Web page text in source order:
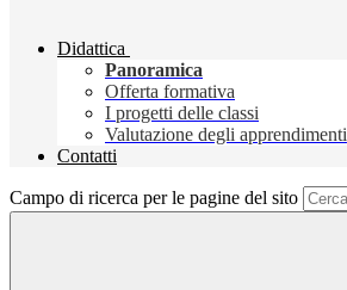
Didattica
Panoramica
Offerta formativa
I progetti delle classi
Valutazione degli apprendimenti
Contatti
Campo di ricerca per le pagine del sito